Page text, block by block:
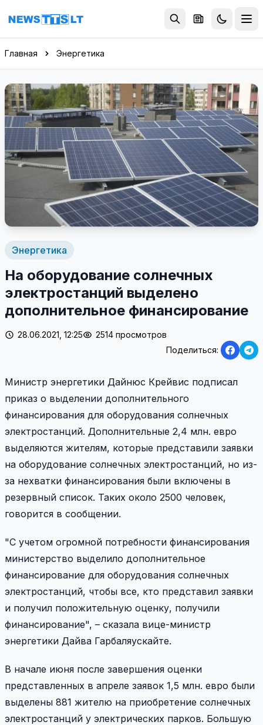
Перейти к содержимому
Главная Энергетика
Энергетика
На оборудование солнечных
электростанций выделено
дополнительное финансирование
28.06.2021, 12:25
2514 просмотров
Поделиться:
Министр энергетики Дайнюс Крейвис подписал
приказ о выделении дополнительного
финансирования для оборудования солнечных
электростанций. Дополнительные 2,4 млн. евро
выделяются жителям, которые представили заявки
на оборудование солнечных электростанций, но из-
за нехватки финансирования были включены в
резервный список. Таких около 2500 человек,
говорится в сообщении.
"С учетом огромной потребности финансирования
министерство выделило дополнительное
финансирование для оборудования солнечных
электростанций, чтобы все, кто представил заявки
и получил положительную оценку, получили
финансирование", – сказала вице-министр
энергетики Дайва Гарбаляускайте.
В начале июня после завершения оценки
представленных в апреле заявок 1,5 млн. евро были
выделены 881 жителю на приобретение солнечных
электростанций у электрических парков. Большую